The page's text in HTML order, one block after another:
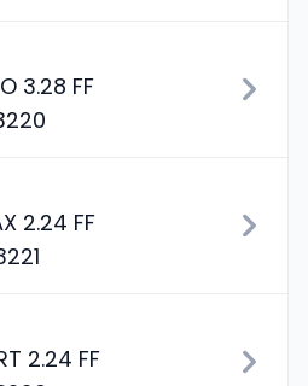
3.28 FF
2.24 FF
2.24 FF